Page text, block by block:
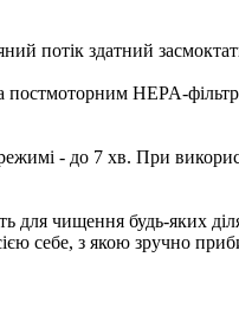
потік здатний
HEPA-
- до 7 хв. При
чищення будь-яких
себе, з якою зручно